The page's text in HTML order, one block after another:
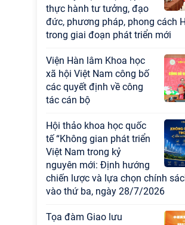
nguyên mới: Định hướng
chiến lược và lựa chọn chính
vào thứ ba, ngày 28/7/2026
Tọa đàm Giao lưu
chuyên đề về những kinh
nghiệm quan trọng của
Đảng Cộng sản Trung
đạo sự nghiệp xây dựng chủ
Hội nghị Lãnh đạo Viện
Hàn lâm Khoa học xã hội
Việt Nam làm việc với
Ban Chủ nhiệm các
điểm cấp Bộ